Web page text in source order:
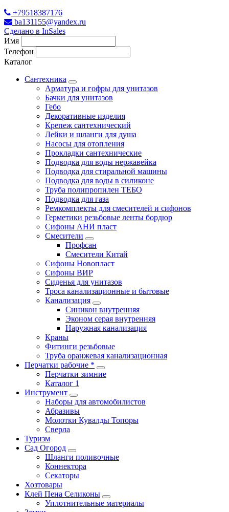
+79518387176
ba131155@yandex.ru
Сделано в InSales
Имя
Телефон
Каталог
Сантехника
Арматура и гофры для унитазов
Бачки для унитазов
Гебо
Декоративные изделия
Крепеж сантехнический
Лейки и шланги для душа
Насосы для отопления
Прокладки сантехнические
Подводка для воды нержавейка
Подводка для стиральной машины
Подводка для воды в силиконе
Труба полипропилен ТЕБО
Подводка для газа
Ремкомплекты для смесителей и сифонов
Герметики резьбовые ленты бордюр
Сифоны АНИ пласт
Смесители
Профсан
Смесители Китай
Сифоны Новопласт
Сифоны ВИР
Сиденья для унитазов
Троса канализационные и бытовые
Канализация
Синикон внутренняя
Эконом серая внутренняя
Наружная канализация
Краны
Фитинги резьбовые
Труба оранжевая канализационная
Перчатки рабочие *
Перчатки зимние
Каталог 1
Инструмент
Наборы для автомобилистов
Абразивы
Молотки Кувалды Топоры
Сверла
Туризм
Сад Огород
Шланги поливочные
Коннектора
Секаторы
Хозтовары
Клей Пена Селиконы
Уплотнительные материалы